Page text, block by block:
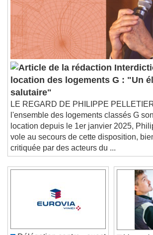
location des logements G : "Un
salutaire"
LE REGARD DE PHILIPPE
l'ensemble des logements classés G
location depuis le 1er janvier 2025,
vole au secours de cette disposition,
critiquée par des acteurs du ...